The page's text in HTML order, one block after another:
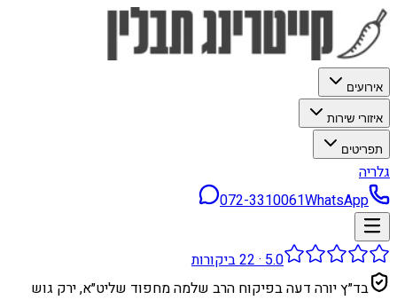
אירועים
איזורי שירות
תפריטים
גלריה
072-3310061WhatsApp
5.0
·
22ביקורות
בד״ץ יורה דעה בפיקוח הרב שלמה מחפוד שליט״א, ירק גוש